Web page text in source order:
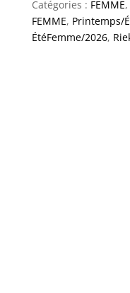
Catégories : FEMME,
FEMME, Printemps/
ÉtéFemme/2026,